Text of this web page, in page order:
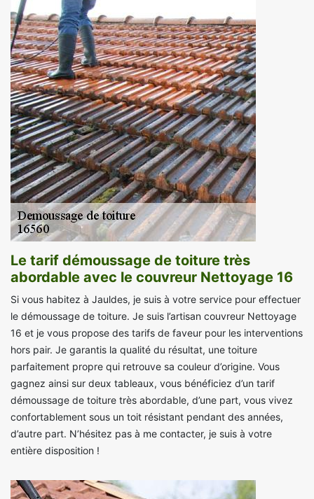
Le tarif démoussage de toiture très
abordable avec le couvreur Nettoyage 16
Si vous habitez à Jauldes, je suis à votre service pour effectuer
le démoussage de toiture. Je suis l’artisan couvreur Nettoyage
16 et je vous propose des tarifs de faveur pour les interventions
hors pair. Je garantis la qualité du résultat, une toiture
parfaitement propre qui retrouve sa couleur d’origine. Vous
gagnez ainsi sur deux tableaux, vous bénéficiez d’un tarif
démoussage de toiture très abordable, d’une part, vous vivez
confortablement sous un toit résistant pendant des années,
d’autre part. N’hésitez pas à me contacter, je suis à votre
entière disposition !